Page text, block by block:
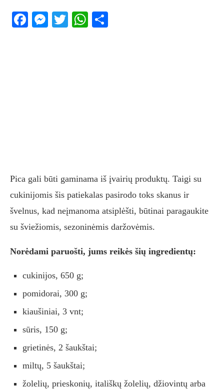
Facebook
Messenger
TwitterWhatsApp
Pica gali būti gaminama iš įvairių produktų. Taigi su
cukinijomis šis patiekalas pasirodo toks skanus ir
švelnus, kad neįmanoma atsiplėšti, būtinai paragaukite
su šviežiomis, sezoninėmis daržovėmis.
Norėdami paruošti, jums reikės šių ingredientų:
cukinijos, 650 g;
pomidorai, 300 g;
kiaušiniai, 3 vnt;
sūris, 150 g;
grietinės, 2 šaukštai;
miltų, 5 šaukštai;
žolelių, prieskonių, itališkų žolelių, džiovintų arba